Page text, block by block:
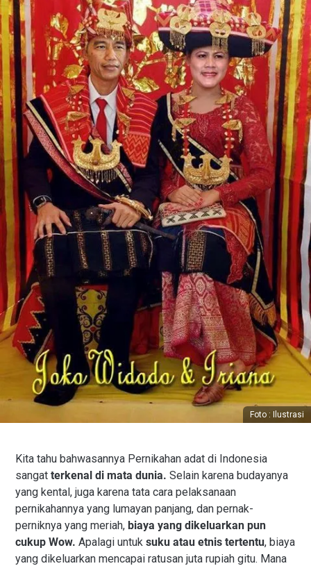
Foto : Ilustrasi
Kita tahu bahwasannya Pernikahan adat di Indonesia
sangat terkenal di mata dunia. Selain karena budayanya
yang kental, juga karena tata cara pelaksanaan
pernikahannya yang lumayan panjang, dan pernak-
perniknya yang meriah, biaya yang dikeluarkan pun
cukup Wow. Apalagi untuk suku atau etnis tertentu, biaya
yang dikeluarkan mencapai ratusan juta rupiah gitu. Mana